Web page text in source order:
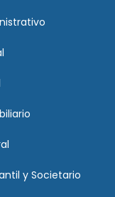
y Societario